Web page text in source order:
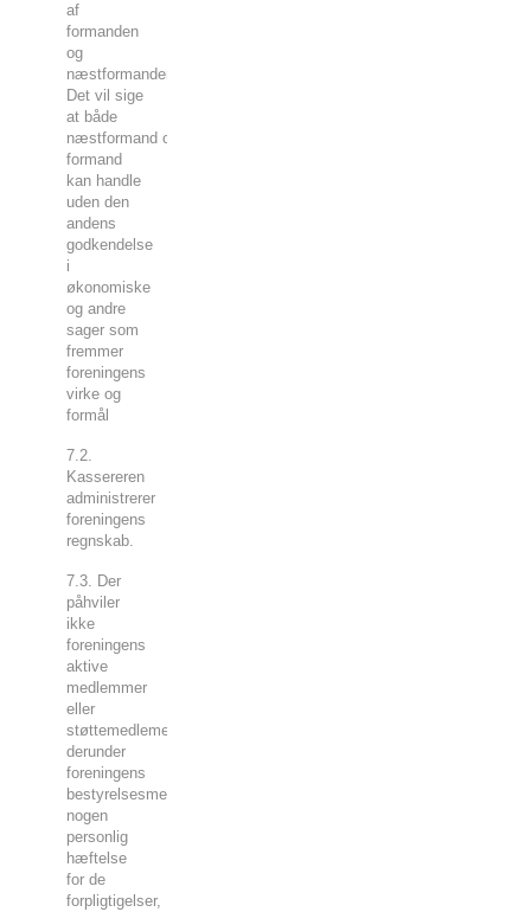
af
formanden
og
næstformanden.
Det vil sige
at både
næstformand og
formand
kan handle
uden den
andens
godkendelse
i
økonomiske
og andre
sager som
fremmer
foreningens
virke og
formål
7.2.
Kassereren
administrerer
foreningens
regnskab.
7.3. Der
påhviler
ikke
foreningens
aktive
medlemmer
eller
støttemedlemer,
derunder
foreningens
bestyrelsesmedlemmer,
nogen
personlig
hæftelse
for de
forpligtigelser,